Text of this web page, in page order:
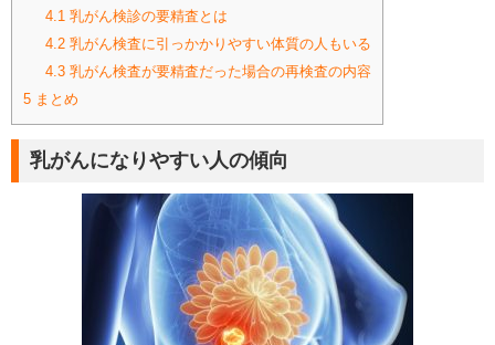
4.1乳がん検診の要精査とは
4.2乳がん検査に引っかかりやすい体質の人もいる
4.3乳がん検査が要精査だった場合の再検査の内容
5 まとめ
乳がんになりやすい人の傾向